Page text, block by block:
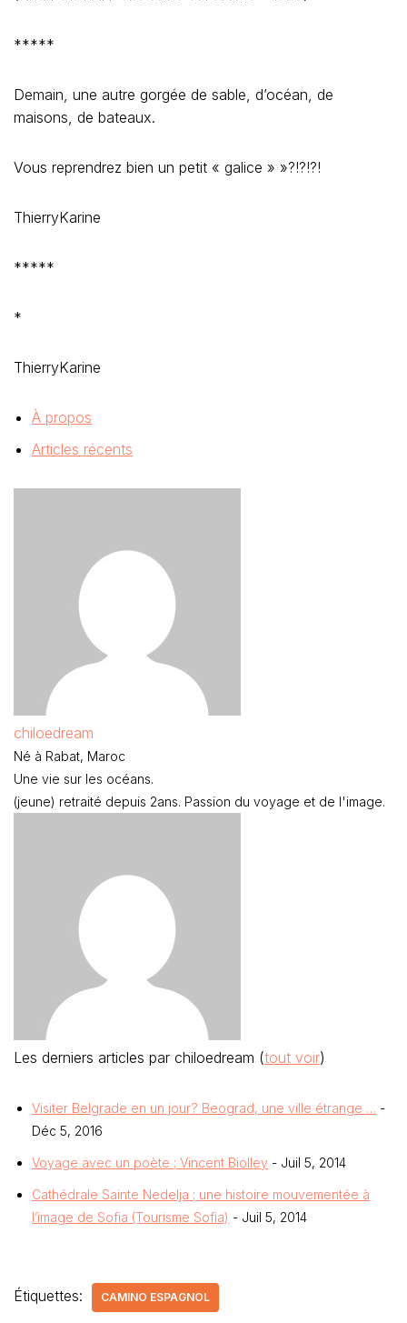
*****
Demain, une autre gorgée de sable, d’océan, de
maisons, de bateaux.
Vous reprendrez bien un petit « galice » »?!?!?!
ThierryKarine
*****
*
ThierryKarine
À propos
Articles récents
chiloedream
Né à Rabat, Maroc
Une vie sur les océans.
(jeune) retraité depuis 2ans. Passion du voyage et de l'image.
Les derniers articles par chiloedream (tout voir)
Visiter Belgrade en un jour? Beograd, une ville étrange … -
Déc 5, 2016
Voyage avec un poète ; Vincent Biolley - Juil 5, 2014
Cathédrale Sainte Nedelja ; une histoire mouvementée à
l’image de Sofia (Tourisme Sofia) - Juil 5, 2014
Étiquettes: CAMINO ESPAGNOL